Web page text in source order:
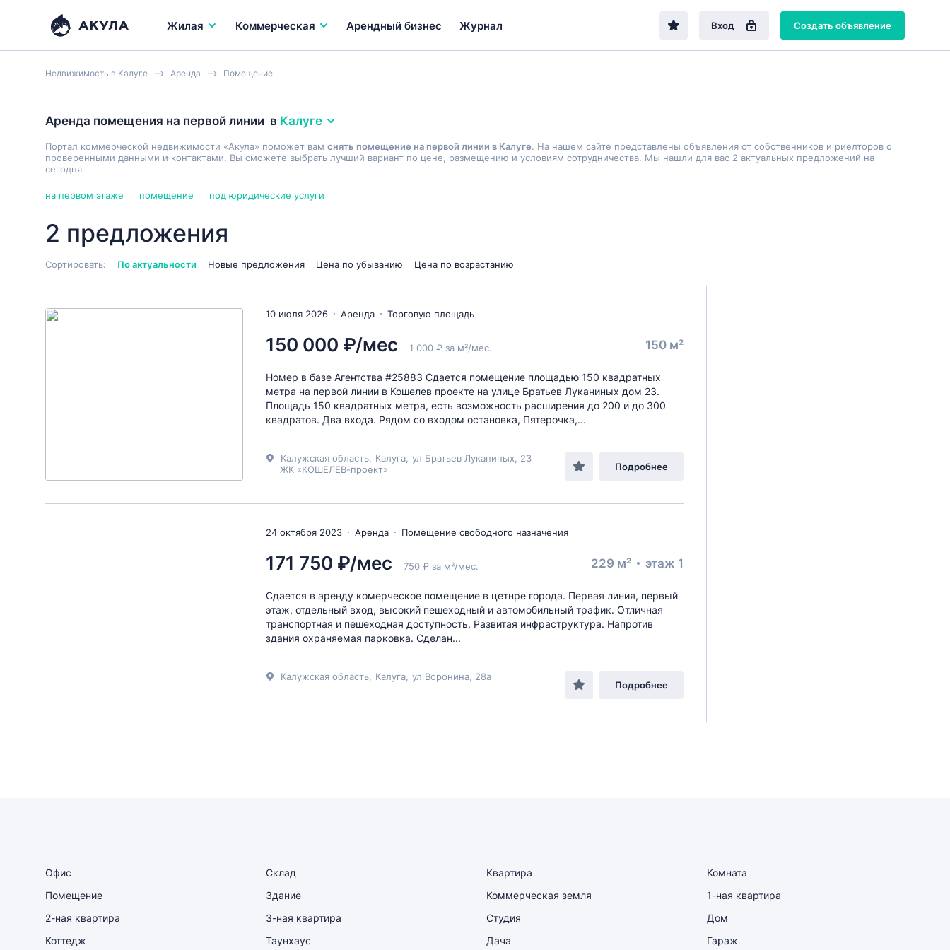
Жилая Коммерческая Арендный бизнес Журнал Вход Создать объявление
Недвижимость в Калуге Аренда Помещение
Аренда помещения на первой линии в Калуге
Портал коммерческой недвижимости «Акула» поможет вам снять помещение на первой линии в Калуге. На нашем сайте представлены объявления от собственников и риелторов с
проверенными данными и контактами. Вы сможете выбрать лучший вариант по цене, размещению и условиям сотрудничества. Мы нашли для вас 2 актуальных предложений на
сегодня.
на первом этаже помещение под юридические услуги
2 предложения
Сортировать: По актуальности Новые предложения Цена по убыванию Цена по возрастанию
10 июля 2026 Аренда Торговую площадь
150 000 ₽/мес 1 000 ₽ за м²/мес. 150 м²
Номер в базе Агентства #25883 Сдается помещение площадью 150 квадратных
метра на первой линии в Кошелев проекте на улице Братьев Луканиных дом 23.
Площадь 150 квадратных метра, есть возможность расширения до 200 и до 300
квадратов. Два входа. Рядом со входом остановка, Пятерочка,...
Калужская область Калуга ул Братьев Луканиных , 23
ЖК «КОШЕЛЕВ-проект»
Подробнее
24 октября 2023 Аренда Помещение свободного назначения
171 750 ₽/мес 750 ₽ за м²/мес. 229 м² этаж 1
Сдается в аренду комерческое помещение в цетнре города. Первая линия, первый
этаж, отдельный вход, высокий пешеходный и автомобильный трафик. Отличная
транспортная и пешеходная доступность. Развитая инфраструктура. Напротив
здания охраняемая парковка. Сделан...
Калужская область Калуга ул Воронина , 28а
Подробнее
Офис Склад Квартира
Комната
Помещение
Здание Коммерческая земля
1-ная квартира
2-ная квартира
3-ная квартира Студия
Дом
Коттедж
Таунхаус Дача Гараж